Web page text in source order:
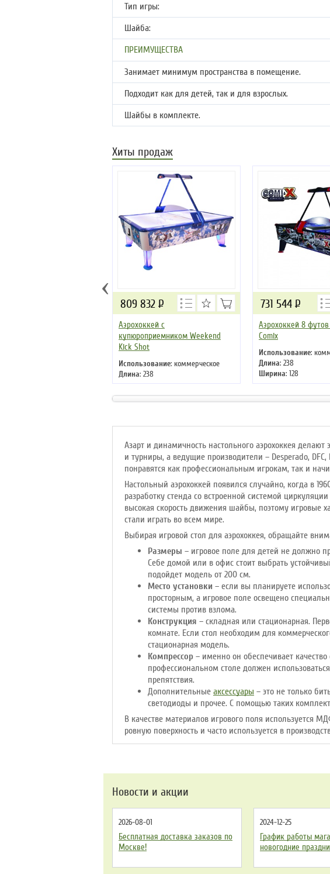
Тип игры:
Шайба:
ПРЕИМУЩЕСТВА
Занимает минимум пространства в помещение.
Подходит как для детей, так и для взрослых.
Шайбы в комплекте.
Хиты продаж
Аэрохоккей с
купюроприемником Weekend
Kick Shot
Использование: коммерческое
Длина: 238
Ширина: 128
Высота: 83 см
809 832 Р
Аэрохоккей 8
Comix
Использование:
Длина: 238
Ширина: 128
Высота: 83 см
731 544 Р
‹
Азарт и динамичность настольного аэрохоккея
и турниры, а ведущие производители – Desperado,
понравятся как профессиональным игрокам, так и
Настольный аэрохоккей появился случайно, когда в
разработку стенда со встроенной системой
высокая скорость движения шайбы, поэтому игровые
стали играть во всем мире.
Выбирая игровой стол для аэрохоккея, обращайте
Размеры – игровое поле для детей не должно
Себе домой или в офис стоит выбрать
подойдет модель от 200 см.
Место установки – если вы планируете
просторным, а игровое поле освещено
системы против взлома.
Конструкция – складная или стационарная.
комнате. Если стол необходим для
стационарная модель.
Компрессор – именно он обеспечивает
профессиональном столе должен
препятствия.
Дополнительные аксессуары – это не только
светодиоды и прочее. С помощью таких
В качестве материалов игрового поля используется
ровную поверхность и часто используется в
Новости и акции
2026-08-01
Бесплатная доставка заказов по
Москве!
2024-12-25
График работы
новогодние